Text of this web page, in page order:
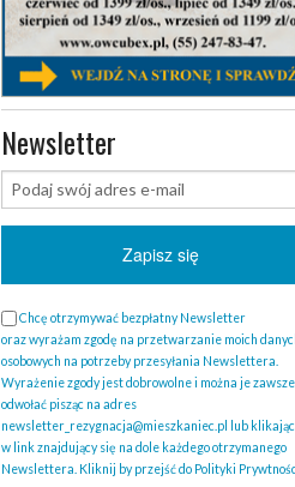
Newsletter
Chcę otrzymywać bezpłatny Newsletter
oraz wyrażam zgodę na przetwarzanie moich
osobowych na potrzeby przesyłania Newslettera.
Wyrażenie zgody jest dobrowolne i można je zawsze
odwołać pisząc na adres
newsletter_rezygnacja@mieszkaniec.pl lub klikając
w link znajdujący się na dole każdego otrzymanego
Newslettera. Kliknij by przejść do Polityki